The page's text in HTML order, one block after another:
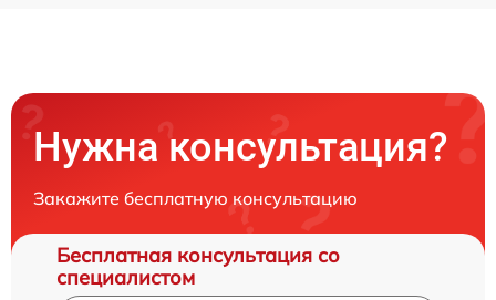
Нужна консультация?
Закажите бесплатную консультацию
Бесплатная консультация со
специалистом